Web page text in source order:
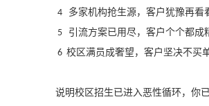
4 多家机构抢生源，客户犹豫再看
5 引流方案已用尽，客户个个都成
6 校区满员成奢望，客户坚决不买
说明校区招生已进入恶性循环，你